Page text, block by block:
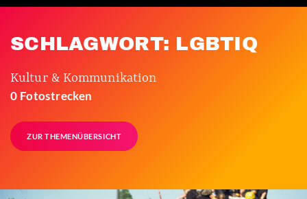
SCHLAGWORT: LGBTIQ
Kultur & Kommunikation
0 Fotostrecken
ZUR THEMENÜBERSICHT